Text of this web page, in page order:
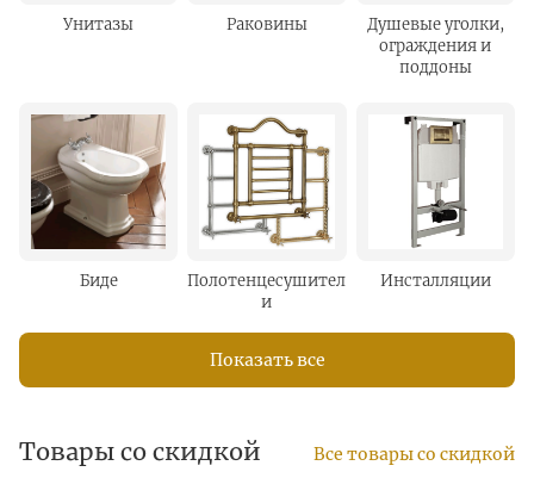
Унитазы Раковины
Душевые уголки,
ограждения и
поддоны
Биде
Полотенцесушител
и
Инсталляции
Показать все
Товары со скидкой Все товары со скидкой